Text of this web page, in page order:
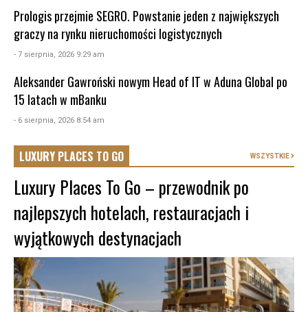
Prologis przejmie SEGRO. Powstanie jeden z największych
graczy na rynku nieruchomości logistycznych
- 7 sierpnia, 2026 9:29 am
Aleksander Gawroński nowym Head of IT w Aduna Global po
15 latach w mBanku
- 6 sierpnia, 2026 8:54 am
LUXURY PLACES TO GO WSZYSTKIE
Luxury Places To Go – przewodnik po
najlepszych hotelach, restauracjach i
wyjątkowych destynacjach